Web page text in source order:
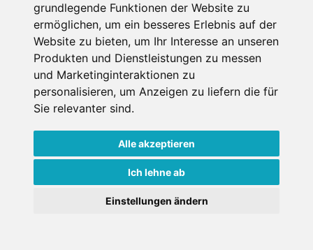
grundlegende Funktionen der Website zu
ermöglichen, um ein besseres Erlebnis auf der
Website zu bieten, um Ihr Interesse an unseren
Produkten und Dienstleistungen zu messen
und Marketinginteraktionen zu
personalisieren, um Anzeigen zu liefern die für
Sie relevanter sind.
Alle akzeptieren
Ich lehne ab
Einstellungen ändern
Der alpine Kraftplatz -
Alpenrose / Cocoon
Lodge
Hotel
Österreich
Haustiere erlaubt
InternetNichtraucher